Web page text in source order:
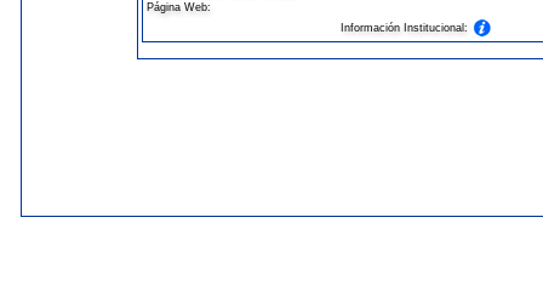
Página Web:
Información Institucional: